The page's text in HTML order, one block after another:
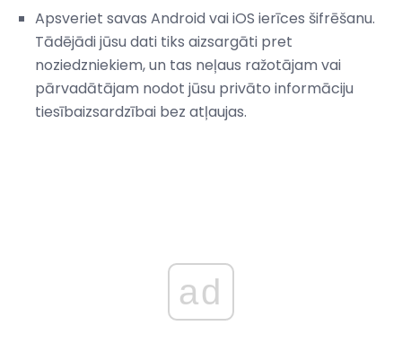
Apsveriet savas Android vai iOS ierīces šifrēšanu.
Tādējādi jūsu dati tiks aizsargāti pret
noziedzniekiem, un tas neļaus ražotājam vai
pārvadātājam nodot jūsu privāto informāciju
tiesībaizsardzībai bez atļaujas.
ad